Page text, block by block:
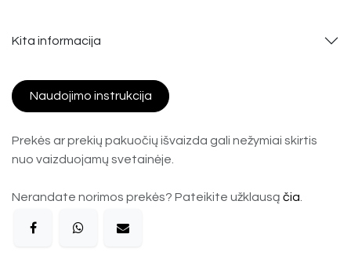
Kita informacija
Naudojimo instrukcija
Prekės ar prekių pakuočių išvaizda gali nežymiai skirtis
nuo vaizduojamų svetainėje.
Nerandate norimos prekės? Pateikite užklausą čia